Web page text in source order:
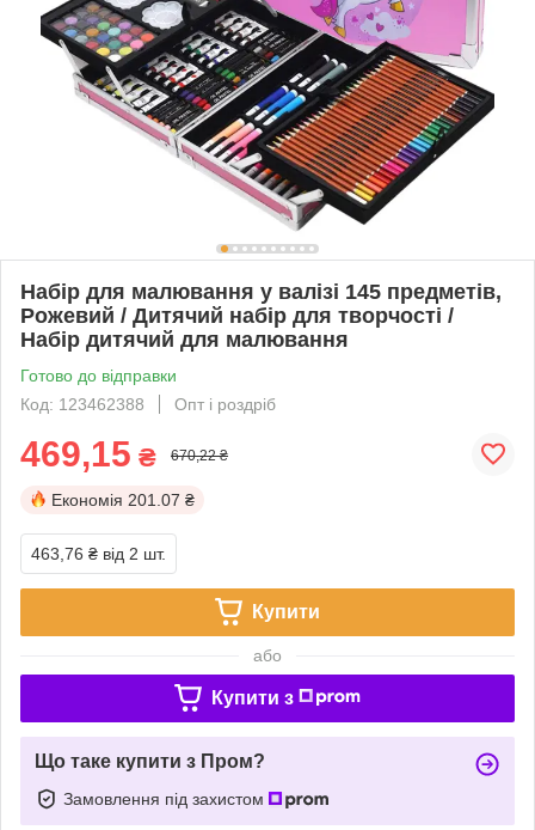
Набір для малювання у валізі 145 предметів,
Рожевий / Дитячий набір для творчості /
Набір дитячий для малювання
Готово до відправки
Код: 123462388
Опт і роздріб
469,15 ₴ 670,22 ₴
Економія 201.07 ₴
463,76 ₴ від 2 шт.
Купити
або
Купити з
Що таке купити з Пром?
Замовлення під захистом